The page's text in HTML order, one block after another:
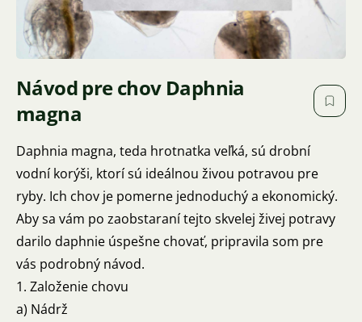
Návod pre chov Daphnia
magna
Daphnia magna, teda hrotnatka veľká, sú drobní
vodní korýši, ktorí sú ideálnou živou potravou pre
ryby. Ich chov je pomerne jednoduchý a ekonomický.
Aby sa vám po zaobstaraní tejto skvelej živej potravy
darilo daphnie úspešne chovať, pripravila som pre
vás podrobný návod.
1. Založenie chovu
a) Nádrž